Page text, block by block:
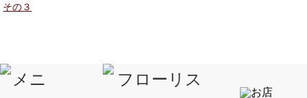
その３
☆あ！今朝ね。別の記事もアップしてるの。プライベートな話です